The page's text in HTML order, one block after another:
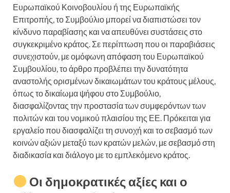
Ευρωπαϊκού Κοινοβουλίου ή της Ευρωπαϊκής
Επιτροπής, το Συμβούλιο μπορεί να διαπιστώσει τον
κίνδυνο παραβίασης και να απευθύνει συστάσεις στο
συγκεκριμένο κράτος. Σε περίπτωση που οι παραβιάσεις
συνεχιστούν, με ομόφωνη απόφαση του Ευρωπαϊκού
Συμβουλίου, το άρθρο προβλέπει την δυνατότητα
αναστολής ορισμένων δικαιωμάτων του κράτους μέλους,
όπως το δικαίωμα ψήφου στο Συμβούλιο,
διασφαλίζοντας την προστασία των συμφερόντων των
πολιτών και του νομικού πλαισίου της ΕΕ. Πρόκειται για
εργαλείο που διασφαλίζει τη συνοχή και το σεβασμό των
κοινών αξιών μεταξύ των κρατών μελών, με σεβασμό στη
διαδικασία και διάλογο με το εμπλεκόμενο κράτος.
Οι δημοκρατικές αξίες και ο